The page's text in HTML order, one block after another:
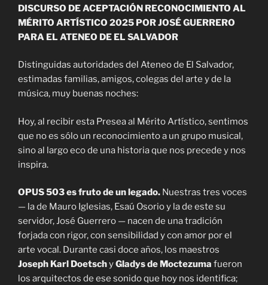
DISCURSO DE ACEPTACIÓN RECONOCIMIENTO AL
MÉRITO ARTÍSTICO 2025 POR JOSÉ GUERRERO
PARA EL ATENEO DE EL SALVADOR
Distinguidas autoridades del Ateneo de El Salvador,
estimadas familias, amigos, colegas del arte y de la
música, muy buenas noches:
Hoy, al recibir esta Presea al Mérito Artístico, sentimos
que no es sólo un reconocimiento a un grupo musical,
sino al largo eco de una historia que nos precede y nos
inspira.
OPUS 503 es fruto de un legado. Nuestras tres voces
— la de Mauro Iglesias, Esaú Osorio y la de este su
servidor, José Guerrero — nacen de una tradición
forjada con rigor, con sensibilidad y con amor por el
arte vocal. Durante casi doce años, los maestros
Joseph Karl DoetschyGladys de Moctezuma fueron
los arquitectos de ese sonido que hoy nos identifica;